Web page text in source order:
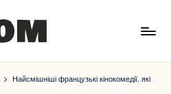
Найсмішніші французькі кінокомедії, які